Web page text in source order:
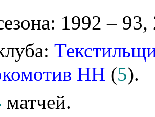
1992 –
НН (5).
матчей.